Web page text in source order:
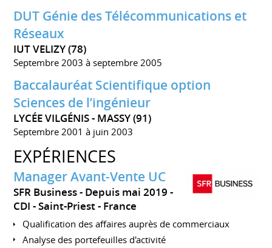
DUT Génie des Télécommunications et
Réseaux
IUT VELIZY (78)
Septembre 2003 à septembre 2005
Baccalauréat Scientifique option
Sciences de l’ingénieur
LYCÉE VILGÉNIS - MASSY (91)
Septembre 2001 à juin 2003
EXPÉRIENCES
Manager Avant-Vente UC
SFR Business
Depuis mai 2019
CDI
Saint-Priest France
Qualification des affaires auprès de commerciaux
Analyse des portefeuilles d'activité